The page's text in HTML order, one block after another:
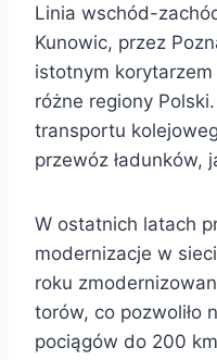
Linia wschód-
Kunowic, przez
istotnym
różne regiony
transportu
przewóz ładunków,
W ostatnich latach
modernizacje w
roku
torów, co pozwoliło
pociągów do 200